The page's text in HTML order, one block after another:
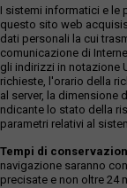
I sistemi informatici e le
questo sito web
dati personali la cui
comunicazione di
gli indirizzi in notazione
richieste, l'orario della
al server, la dimensione
ndicante lo stato della
parametri relativi al
Tempi di
navigazione saranno
precisate e non oltre 24